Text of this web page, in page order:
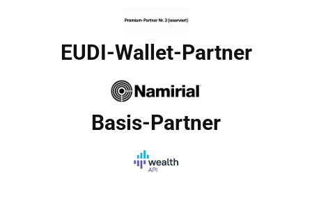
EUDI-Wallet-Partner
Basis-Partner